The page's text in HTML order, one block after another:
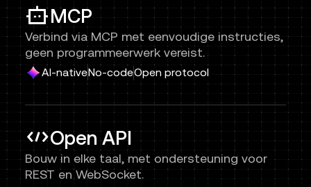
MCP
Verbind via MCP met eenvoudige instructies,
geen programmeerwerk vereist.
AI-nativeNo-codeOpen protocol
Open API
Bouw in elke taal, met ondersteuning voor
REST en WebSocket.